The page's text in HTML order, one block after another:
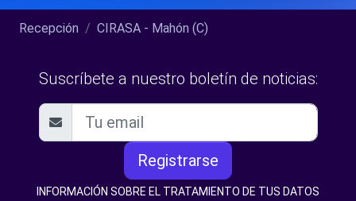
Recepción CIRASA - Mahón (C)
Suscríbete a nuestro boletín de noticias:
Registrarse
INFORMACIÓN SOBRE EL TRATAMIENTO DE TUS DATOS